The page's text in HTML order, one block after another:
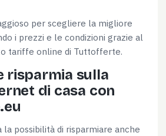
per scegliere la migliore
i prezzi e le condizioni grazie al
tariffe online di Tuttofferte.
risparmia sulla
di casa con
possibilità di risparmiare anche